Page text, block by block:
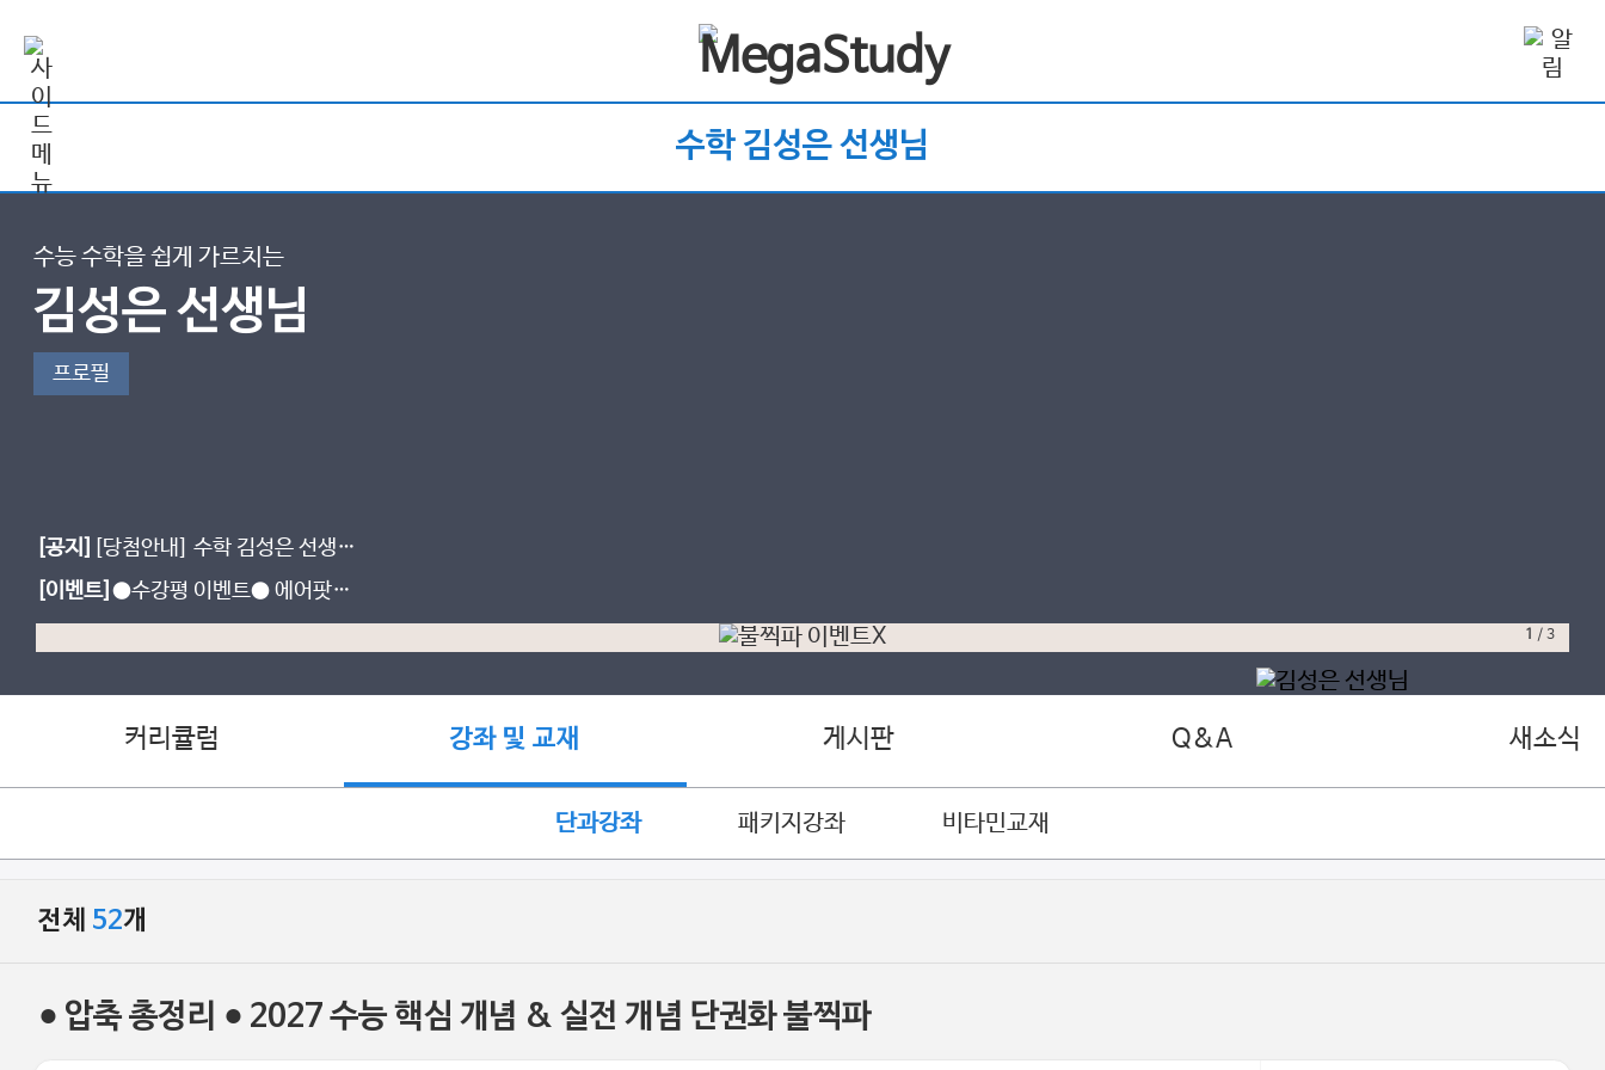
수학 김성은 선생님
수능 수학을 쉽게 가르치는
김성은 선생님
프로필
[공지]
[당첨안내] 수학 김성은 선생님
수강평 이벤트
[이벤트] ●수강평 이벤트● 에어팟끼
1 /3
커리큘럼 강좌 및 교재 게시판 Q&A 새소식
단과강좌 패키지강좌 비타민교재
전체 52개
● 압축 총정리 ● 2027 수능 핵심 개념 & 실전 개념 단권화 불찍파